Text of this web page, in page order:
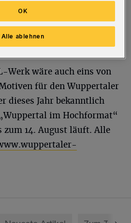
Unterstützung bekam das
Werk wäre auch eins von
für den Wuppertaler
dieses Jahr bekanntlich
im Hochformat“
zum 14. August läuft. Alle
Alle ablehnen
OK